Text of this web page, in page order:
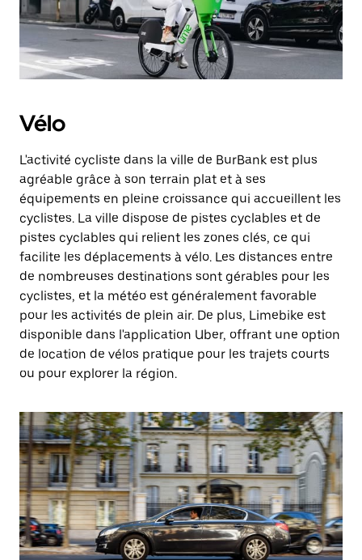
Vélo
L'activité cycliste dans la ville de BurBank est plus
agréable grâce à son terrain plat et à ses
équipements en pleine croissance qui accueillent les
cyclistes. La ville dispose de pistes cyclables et de
pistes cyclables qui relient les zones clés, ce qui
facilite les déplacements à vélo. Les distances entre
de nombreuses destinations sont gérables pour les
cyclistes, et la météo est généralement favorable
pour les activités de plein air. De plus, Limebike est
disponible dans l'application Uber, offrant une option
de location de vélos pratique pour les trajets courts
ou pour explorer la région.